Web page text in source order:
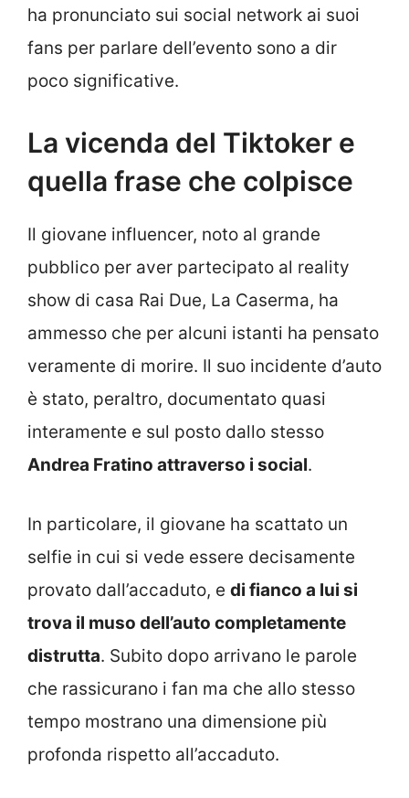
ha pronunciato sui social network ai suoi
fans per parlare dell’evento sono a dir
poco significative.
La vicenda del Tiktoker e
quella frase che colpisce
Il giovane influencer, noto al grande
pubblico per aver partecipato al reality
show di casa Rai Due, La Caserma, ha
ammesso che per alcuni istanti ha pensato
veramente di morire. Il suo incidente d’auto
è stato, peraltro, documentato quasi
interamente e sul posto dallo stesso
Andrea Fratino attraverso i social.
In particolare, il giovane ha scattato un
selfie in cui si vede essere decisamente
provato dall’accaduto, e di fianco a lui si
trova il muso dell’auto completamente
distrutta. Subito dopo arrivano le parole
che rassicurano i fan ma che allo stesso
tempo mostrano una dimensione più
profonda rispetto all’accaduto.